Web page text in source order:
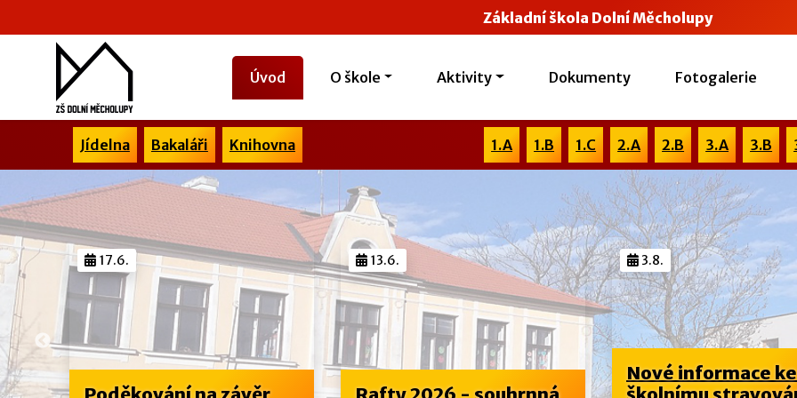
Základní škola Dolní Měcholupy
Úvod O škole Aktivity Dokumenty Fotogalerie
1.A 1.B 1.C 2.A 2.B 3.A 3.B
Jídelna Bakaláři Knihovna
15 17.6. 13.6.
Nové informace ke
3.8.